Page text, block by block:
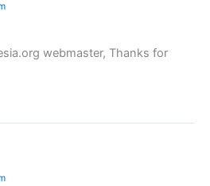
webmaster, Thanks for